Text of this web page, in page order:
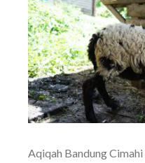
Aqiqah Bandung